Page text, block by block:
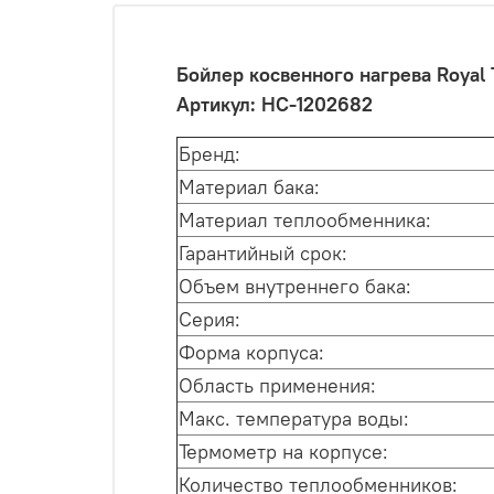
Бойлер косвенного нагрева
Артикул: НС-1202682
Бренд:
Материал бака:
Материал теплообменника:
Гарантийный срок:
Объем внутреннего бака:
Серия:
Форма корпуса:
Область применения:
Макс. температура воды:
Термометр на корпусе:
Количество теплообменников: